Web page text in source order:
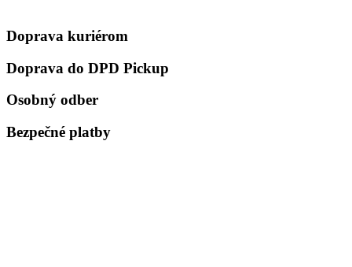
Doprava kuriérom
Doprava do DPD Pickup
Osobný odber
Bezpečné platby